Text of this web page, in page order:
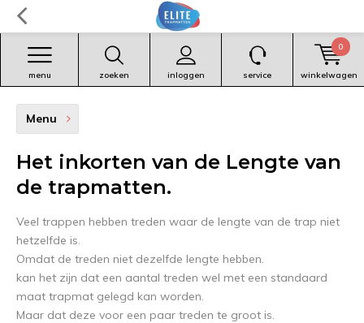
zoeken inloggen
menu service winkelwagen
0
Menu
Het inkorten van de Lengte van
de trapmatten.
Veel trappen hebben treden waar de lengte van de trap niet
hetzelfde is.
Omdat de treden niet dezelfde lengte hebben.
kan het zijn dat een aantal treden wel met een standaard
maat trapmat gelegd kan worden.
Maar dat deze voor een paar treden te groot is.